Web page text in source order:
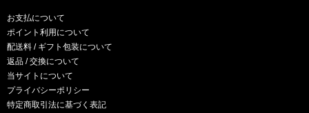
お支払について
ポイント利用について
配送料 / ギフト包装について
返品 / 交換について
当サイトについて
プライバシーポリシー
特定商取引法に基づく表記